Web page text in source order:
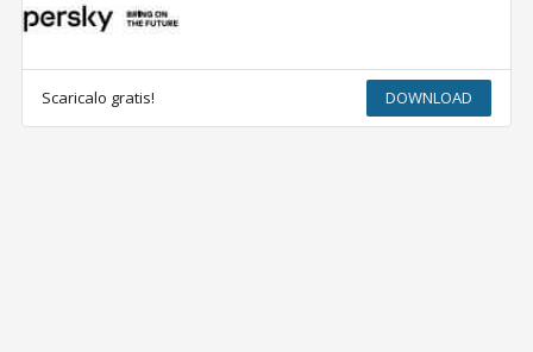
Scaricalo gratis! DOWNLOAD